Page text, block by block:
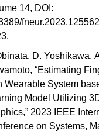
14, DOI:
D. Yoshikawa,
“Estimating
Wearable System
Model Utilizing
2023 IEEE
on Systems,